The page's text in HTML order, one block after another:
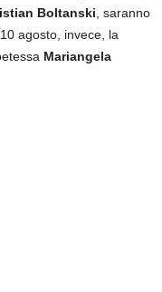
Boltanski , saranno
agosto, invece, la
Mariangela